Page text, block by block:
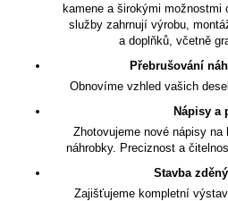
kamene a širokými
služby zahrnují výrobu,
a doplňků, včetně
Přebrušování
Obnovíme vzhled vašich
Nápisy a
Zhotovujeme nové nápisy
náhrobky. Preciznost a
Stavba
Zajišťujeme kompletní